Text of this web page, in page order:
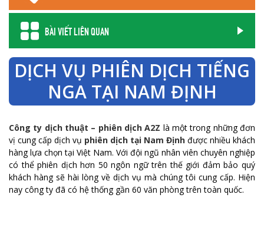
BÀI VIẾT LIÊN QUAN
DỊCH VỤ PHIÊN DỊCH TIẾNG
NGA TẠI NAM ĐỊNH
Công ty dịch thuật – phiên dịch A2Z là một trong những đơn
vị cung cấp dịch vụ phiên dịch tại Nam Định được nhiều khách
hàng lựa chọn tại Việt Nam. Với đội ngũ nhân viên chuyên nghiệp
có thể phiên dịch hơn 50 ngôn ngữ trên thế giới đảm bảo quý
khách hàng sẽ hài lòng về dịch vụ mà chúng tôi cung cấp. Hiện
nay công ty đã có hệ thống gần 60 văn phòng trên toàn quốc.